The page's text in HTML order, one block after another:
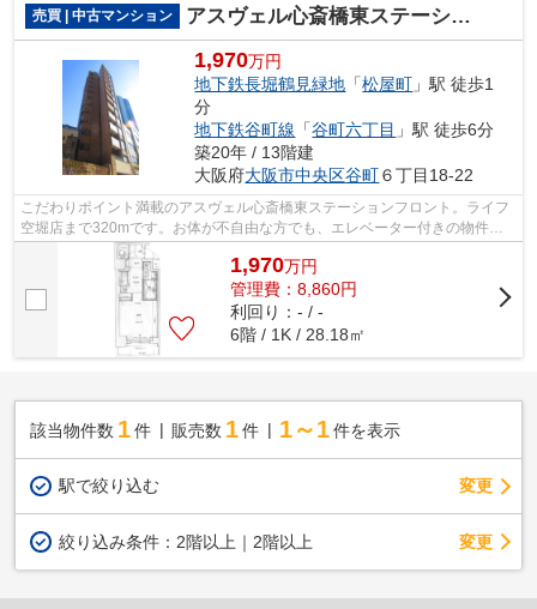
売買 | 中古マンション アスヴェル心斎橋東ステーションフロント
1,970万円
地下鉄長堀鶴見緑地 「松屋町 」駅 徒歩1
分
地下鉄谷町線 「谷町六丁目 」駅 徒歩6分
築20年 / 13階建
大阪府大阪市中央区谷町６丁目18-22
こだわりポイント満載のアスヴェル心斎橋東ステーションフロント。ライフ
空堀店まで320mです。お体が不自由な方でも、エレベーター付きの物件な
ので昇り降りが安心です。不動産のこと...
1,970万円
管理費：8,860円
利回り：- / -
6階 / 1K / 28.18㎡
該当物件数 1件 販売数 1 件 1～1 件を表示
駅で絞り込む 変更
絞り込み条件： 2階以上｜2階以上 変更